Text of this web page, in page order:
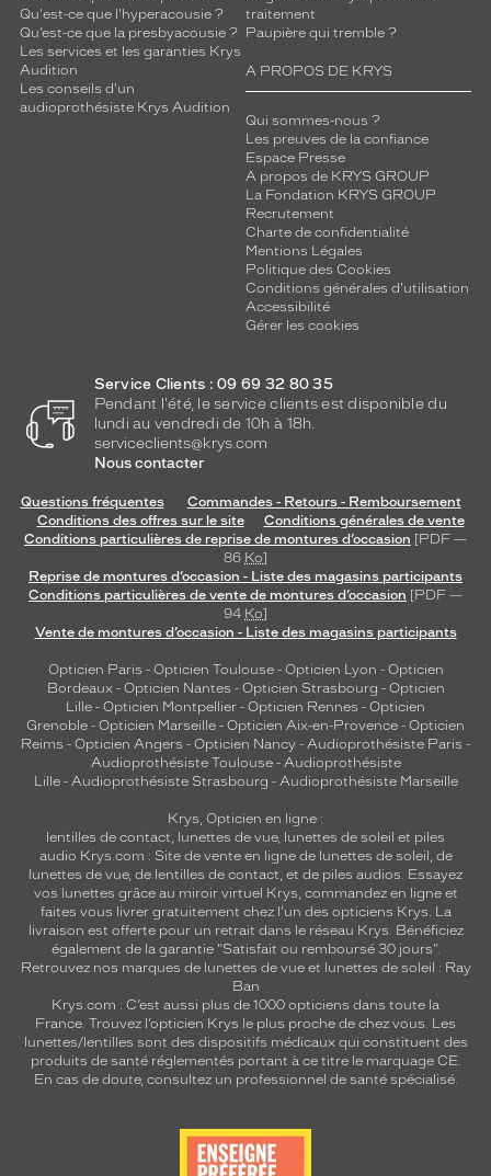
Qu'est-ce que l'hyperacousie ?
Qu’est-ce que la presbyacousie ?
Les services et les garanties Krys
Audition
Les conseils d'un
audioprothésiste Krys Audition
traitement
Paupière qui tremble ?
A PROPOS DE KRYS
Qui sommes-nous ?
Les preuves de la confiance
Espace Presse
A propos de KRYS GROUP
La Fondation KRYS GROUP
Recrutement
Charte de confidentialité
Mentions Légales
Politique des Cookies
Conditions générales d'utilisation
Accessibilité
Gérer les cookies
Service Clients : 09 69 32 80 35
Pendant l'été, le service clients est disponible du
lundi au vendredi de 10h à 18h.
serviceclients@krys.com
Nous contacter
Questions fréquentes
Commandes - Retours - Remboursement
Conditions des offres sur le site
Conditions générales de vente
Conditions particulières de reprise de montures d’occasion [PDF —
86 Ko]
Reprise de montures d’occasion - Liste des magasins participants
Conditions particulières de vente de montures d’occasion [PDF —
94 Ko]
Vente de montures d’occasion - Liste des magasins participants
Opticien Paris - Opticien Toulouse- Opticien Lyon - Opticien
Bordeaux- Opticien Nantes - Opticien Strasbourg - Opticien
Lille - Opticien Montpellier - Opticien Rennes - Opticien
Grenoble - Opticien Marseille - Opticien Aix-en-Provence - Opticien
Reims - Opticien Angers - Opticien Nancy - Audioprothésiste Paris -
Audioprothésiste Toulouse- Audioprothésiste
Lille- Audioprothésiste Strasbourg - Audioprothésiste Marseille
Krys, Opticien en ligne :
lentilles de contact, lunettes de vue, lunettes de soleil et piles
audio Krys.com : Site de vente en ligne de lunettes de soleil, de
lunettes de vue, de lentilles de contact, et de piles audios. Essayez
vos lunettes grâce au miroir virtuel Krys, commandez en ligne et
faites vous livrer gratuitement chez l'un des opticiens Krys. La
livraison est offerte pour un retrait dans le réseau Krys. Bénéficiez
également de la garantie "Satisfait ou remboursé 30 jours".
Retrouvez nos marques de lunettes de vue et lunettes de soleil : Ray
Ban
Krys.com : C’est aussi plus de 1000 opticiens dans toute la
France. Trouvez l’opticien Krys le plus proche de chez vous. Les
lunettes/lentilles sont des dispositifs médicaux qui constituent des
produits de santé réglementés portant à ce titre le marquage CE.
En cas de doute, consultez un professionnel de santé spécialisé.